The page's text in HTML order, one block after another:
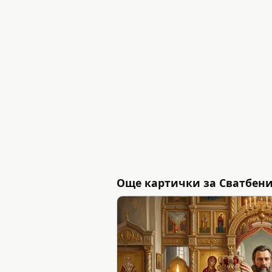
Още картички за